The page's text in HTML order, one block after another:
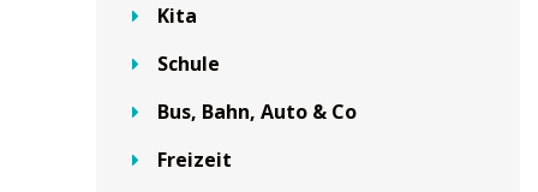
Kita
Schule
Bus, Bahn, Auto & Co
Freizeit